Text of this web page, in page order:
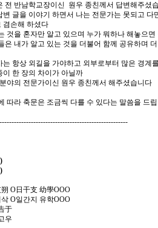
전 반남학교장이신 원우 종친께서 답변해주셨
변 글을 이야기 하면서 나는 전문가는 못되고 다
겸손해 하셨다
것을 혼자만 알고 있으며 누가 뭐하나 해놓으
은 내가 알고 있는 것을 더불어 함께 공유하며
는 항상 외길을 가야하고 외부로부터 많은 경계
이 한 장의 차이가 아닐까
야의 전문가이신 원우 종친께서 해주셨습니다
따라 축문은 조금씩 다를 수 있다는 말씀을 드
朔 Ο日干支 幼學ΟΟΟ
삭 Ο일간지 유학ΟΟΟ